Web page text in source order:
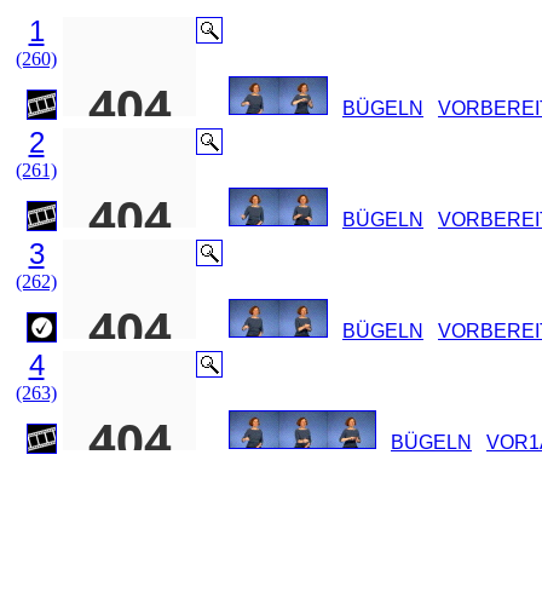
1
(260)
BÜGELN
2
(261)
BÜGELN
3
(262)
BÜGELN
4
(263)
BÜGELN